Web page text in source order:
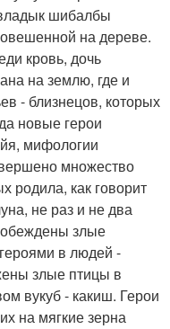
шибалбы
на дереве.
кровь, дочь
на землю, где и
- близнецов, которых
новые герои
мифологии
множество
родила, как говорит
не раз и не два
злые
в людей -
злые птицы в
вукуб - какиш. Герои
на мягкие зерна